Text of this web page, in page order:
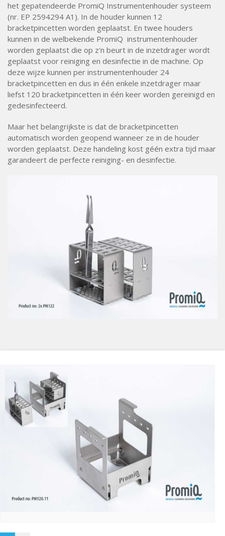
het gepatendeerde PromiQ Instrumentenhouder systeem
(nr. EP 2594294 A1). In de houder kunnen 12
bracketpincetten worden geplaatst. En twee houders
kunnen in de welbekende PromiQ instrumentenhouder
worden geplaatst die op z'n beurt in de inzetdrager wordt
geplaatst voor reiniging en desinfectie in de machine. Op
deze wijze kunnen per instrumentenhouder 24
bracketpincetten en dus in één enkele inzetdrager maar
liefst 120 bracketpincetten in één keer worden gereinigd en
gedesinfecteerd.
Maar het belangrijkste is dat de bracketpincetten
automatisch worden geopend wanneer ze in de houder
worden geplaatst. Deze handeling kost géén extra tijd maar
garandeert de perfecte reiniging- en desinfectie.